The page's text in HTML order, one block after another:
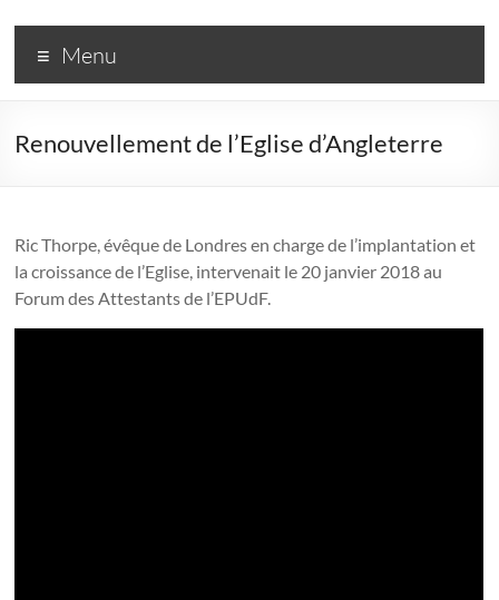
R3
–
Rassemblement
pour
Renouveau
Réformé
Une
Menu
Renouvellement de l’Eglise d’Angleterre
Ric Thorpe, évêque de Londres en charge de l’implantation et
la croissance de l’Eglise, intervenait le 20 janvier 2018 au
Forum des Attestants de l’EPUdF.